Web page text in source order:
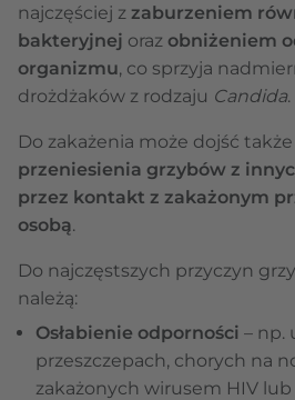
najczęściej z zaburzeniem
bakteryjnej oraz obniżeniem
organizmu, co sprzyja
drożdżaków z rodzaju Candida.
Do zakażenia może dojść
przeniesienia grzybów z
przez kontakt z zakażonym
osobą.
Do najczęstszych przyczyn
należą:
Osłabienie odporności – np.
przeszczepach, chorych na
zakażonych wirusem HIV